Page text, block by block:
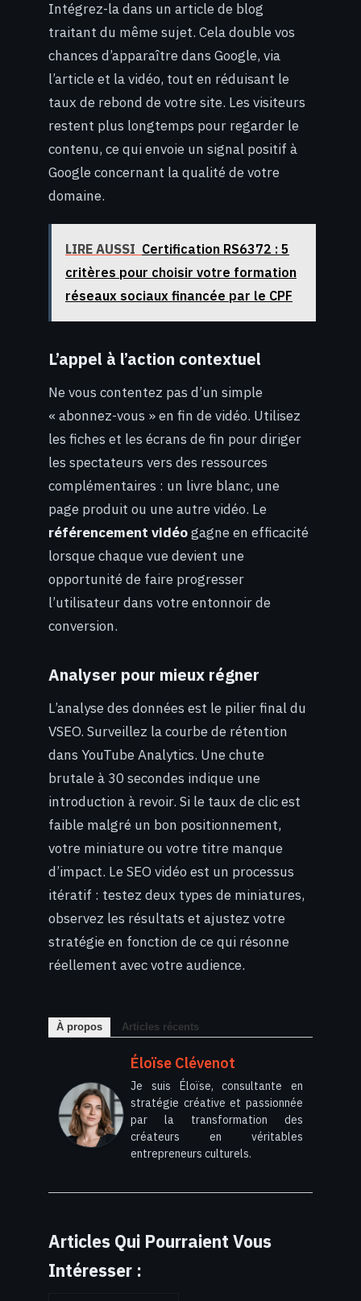
Intégrez-la dans un article de blog
traitant du même sujet. Cela double vos
chances d’apparaître dans Google, via
l’article et la vidéo, tout en réduisant le
taux de rebond de votre site. Les visiteurs
restent plus longtemps pour regarder le
contenu, ce qui envoie un signal positif à
Google concernant la qualité de votre
domaine.
LIRE AUSSI Certification RS6372 : 5
critères pour choisir votre formation
réseaux sociaux financée par le CPF
L’appel à l’action contextuel
Ne vous contentez pas d’un simple
« abonnez-vous » en fin de vidéo. Utilisez
les fiches et les écrans de fin pour diriger
les spectateurs vers des ressources
complémentaires : un livre blanc, une
page produit ou une autre vidéo. Le
référencement vidéogagne en efficacité
lorsque chaque vue devient une
opportunité de faire progresser
l’utilisateur dans votre entonnoir de
conversion.
Analyser pour mieux régner
L’analyse des données est le pilier final du
VSEO. Surveillez la courbe de rétention
dans YouTube Analytics. Une chute
brutale à 30 secondes indique une
introduction à revoir. Si le taux de clic est
faible malgré un bon positionnement,
votre miniature ou votre titre manque
d’impact. Le SEO vidéo est un processus
itératif : testez deux types de miniatures,
observez les résultats et ajustez votre
stratégie en fonction de ce qui résonne
réellement avec votre audience.
À propos Articles récents
Éloïse Clévenot
Je suis Éloïse, consultante en
stratégie créative et passionnée
par la transformation des
créateurs en véritables
entrepreneurs culturels.
Articles Qui Pourraient Vous
Intéresser :